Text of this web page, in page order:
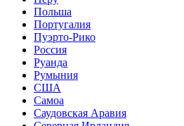
Польша
Португалия
Пуэрто-Рико
Россия
Руанда
Румыния
США
Самоа
Саудовская Аравия